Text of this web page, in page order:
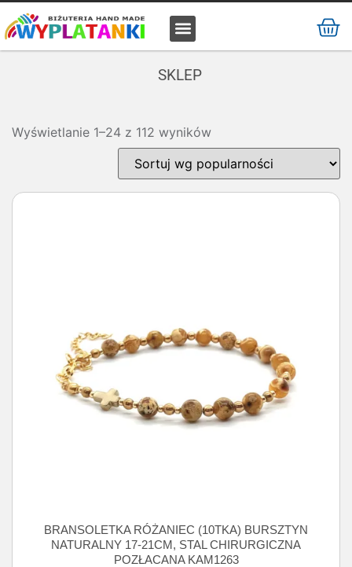
SKLEP
Wyświetlanie 1–24 z 112 wyników
BRANSOLETKA RÓŻANIEC (10TKA) BURSZTYN
NATURALNY 17-21CM, STAL CHIRURGICZNA
POZŁACANA KAM1263